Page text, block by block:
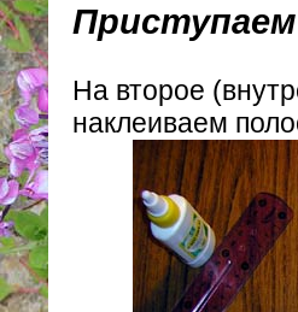
На второе
наклеиваем